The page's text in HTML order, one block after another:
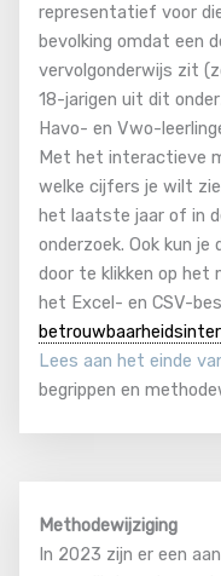
representatief voor
bevolking omdat een
vervolgonderwijs zit
18-jarigen uit dit
Havo- en Vwo-
Met het interactieve
welke cijfers je wilt
het laatste jaar of in
onderzoek. Ook kun
door te klikken op het
het Excel- en CSV-
Lees aan het einde
begrippen en
Methodewijziging
In 2023 zijn er een